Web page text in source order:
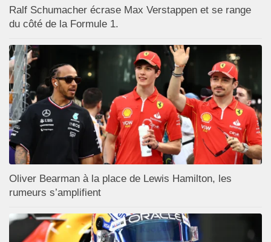
Ralf Schumacher écrase Max Verstappen et se range
du côté de la Formule 1.
Oliver Bearman à la place de Lewis Hamilton, les
rumeurs s’amplifient